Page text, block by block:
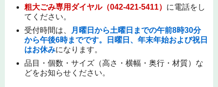
粗大ごみ専用ダイヤル（042-421-5411） に電話をし
てください。
受付時間は、
月曜日から土曜日までの午前8時30分
から午後6時までです。日曜日、年末年始および祝日
はお休みになります。
品目・個数・サイズ（高さ・横幅・奥行・材質）な
どをお知らせください。